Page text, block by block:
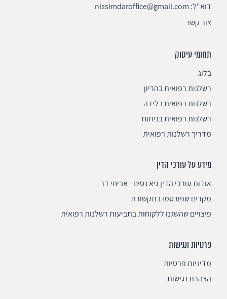
דוא"ל: nissimdaroffice@gmail.com
צור קשר
תחומי עיסוק
בלוג
רשלנות רפואית בהריון
רשלנות רפואית בלידה
רשלנות רפואית בניתוח
מדריך רשלנות רפואית
מידע על עורכי הדין
אודות עורכי הדין גיא נסים - אביחי דר
מקרים שפורסמו בתקשורת
פיצויים שהשגנו ללקוחות בתביעות רשלנות רפואית
פרטיות ונגישות
מדיניות פרטיות
הצהרת נגישות